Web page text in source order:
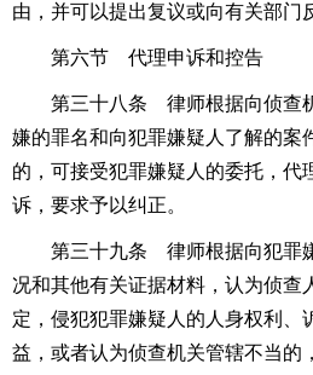
由，并可以提出复议或向有关部门
第六节 代理申诉和控告
第三十八条 律师根据向侦查机
嫌的罪名和向犯罪嫌疑人了解的案
的，可接受犯罪嫌疑人的委托，代
诉，要求予以纠正。
第三十九条 律师根据向犯罪嫌
况和其他有关证据材料，认为侦查
定，侵犯犯罪嫌疑人的人身权利、
益，或者认为侦查机关管辖不当的